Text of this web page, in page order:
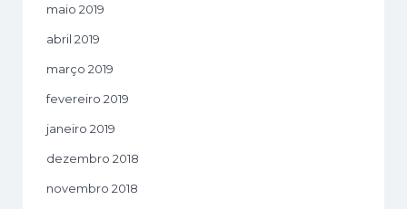
maio 2019
abril 2019
março 2019
fevereiro 2019
janeiro 2019
dezembro 2018
novembro 2018